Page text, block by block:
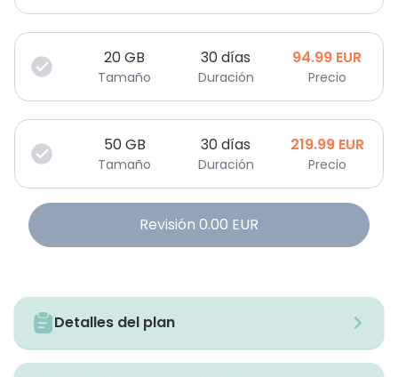
20GB
Tamaño
30 días
Duración
94.99 EUR
Precio
50GB
Tamaño
30 días
Duración
219.99 EUR
Precio
Revisión 0.00 EUR
Detalles del plan